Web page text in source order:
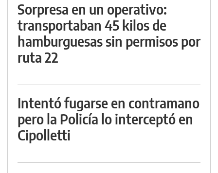
Sorpresa en un operativo:
transportaban 45 kilos de
hamburguesas sin permisos por
ruta 22
Intentó fugarse en contramano
pero la Policía lo interceptó en
Cipolletti